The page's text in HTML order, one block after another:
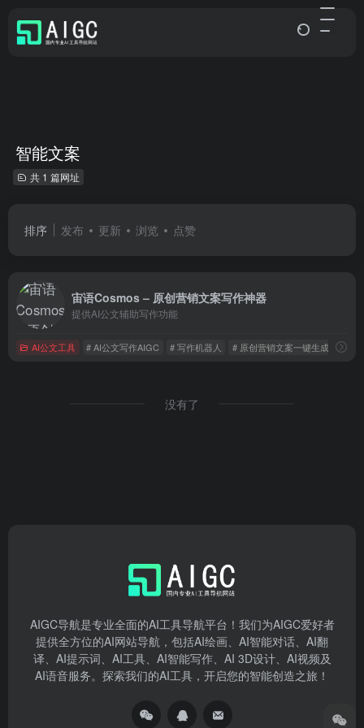
智能文案
共 1 篇网址
排序 发布 更新 浏览 点赞
宙语Cosmos – 原创营销文案写作神器
提供AI公文辅助写作功能
AI公文工具 # AI公文写作AIGC # 写作机器人 # 原创营销文案一键生成
没有了
AIGC导航是专业全面的AI工具导航平台！我们为AIGC爱好者
提供全方位的AI网站导航，包括AI绘画、AI智能对话、AI翻
译、AI提示词、AI工具、AI智能写作、AI 3D设计、AI视频及
AI语音服务。探索我们的AI工具，开启您的智能创造之旅！